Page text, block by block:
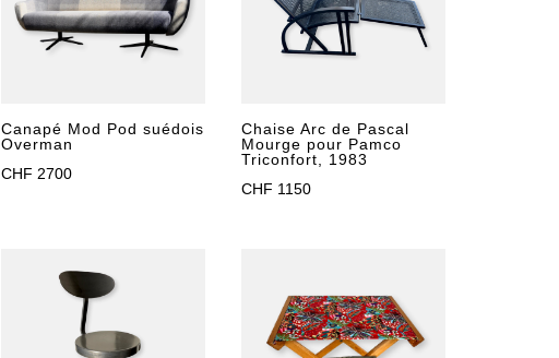
Canapé Mod Pod suédois
Overman
CHF 2700
Chaise Arc de Pascal
Mourge pour Pamco
Triconfort, 1983
CHF 1150